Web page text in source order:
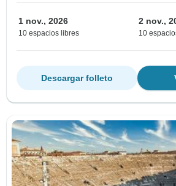
1 nov., 2026
10 espacios libres
2 nov.,
10
Descargar folleto